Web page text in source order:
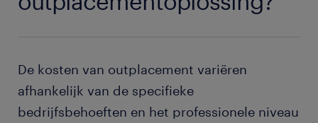
De kosten van outplacement variëren
afhankelijk van de specifieke
bedrijfsbehoeften en het professionele niveau